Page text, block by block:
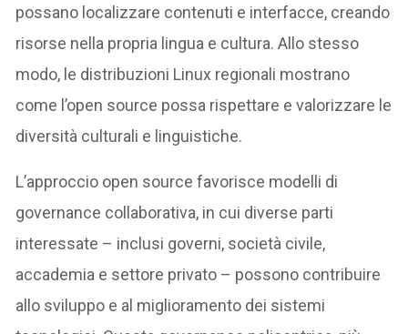
possano localizzare contenuti e interfacce, creando
risorse nella propria lingua e cultura. Allo stesso
modo, le distribuzioni Linux regionali mostrano
come l’open source possa rispettare e valorizzare le
diversità culturali e linguistiche.
L’approccio open source favorisce modelli di
governance collaborativa, in cui diverse parti
interessate – inclusi governi, società civile,
accademia e settore privato – possono contribuire
allo sviluppo e al miglioramento dei sistemi